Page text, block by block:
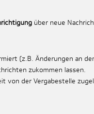
über neue
(z.B. Änderungen an
zukommen lassen.
von der Vergabestelle